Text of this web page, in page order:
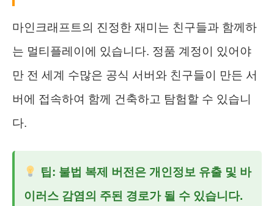
마인크래프트의 진정한 재미는 친구들과 함께하
는 멀티플레이에 있습니다. 정품 계정이 있어야
만 전 세계 수많은 공식 서버와 친구들이 만든 서
버에 접속하여 함께 건축하고 탐험할 수 있습니
다.
팁: 불법 복제 버전은 개인정보 유출 및 바
이러스 감염의 주된 경로가 될 수 있습니다.